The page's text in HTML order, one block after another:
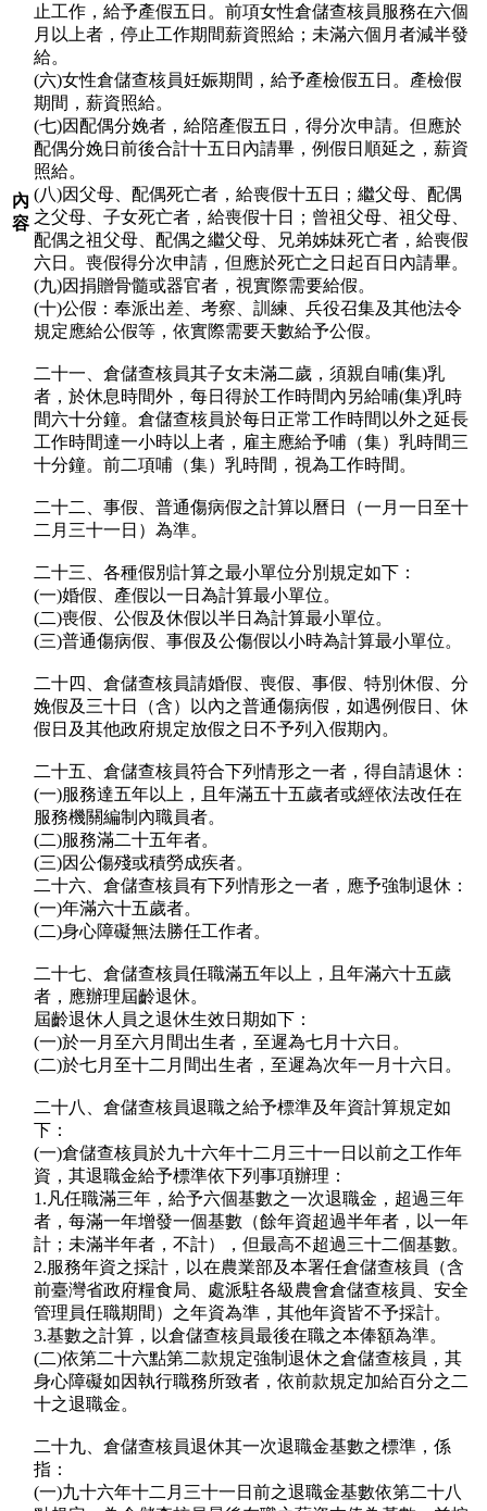
內
容
止工作，給予產假五日。前項女性倉儲查核員服務在六個
月以上者，停止工作期間薪資照給；未滿六個月者減半發
給。
(六)女性倉儲查核員妊娠期間，給予產檢假五日。產檢假
期間，薪資照給。
(七)因配偶分娩者，給陪產假五日，得分次申請。但應於
配偶分娩日前後合計十五日內請畢，例假日順延之，薪資
照給。
(八)因父母、配偶死亡者，給喪假十五日；繼父母、配偶
之父母、子女死亡者，給喪假十日；曾祖父母、祖父母、
配偶之祖父母、配偶之繼父母、兄弟姊妹死亡者，給喪假
六日。喪假得分次申請，但應於死亡之日起百日內請畢。
(九)因捐贈骨髓或器官者，視實際需要給假。
(十)公假：奉派出差、考察、訓練、兵役召集及其他法令
規定應給公假等，依實際需要天數給予公假。
二十一、倉儲查核員其子女未滿二歲，須親自哺(集)乳
者，於休息時間外，每日得於工作時間內另給哺(集)乳時
間六十分鐘。倉儲查核員於每日正常工作時間以外之延長
工作時間達一小時以上者，雇主應給予哺（集）乳時間三
十分鐘。前二項哺（集）乳時間，視為工作時間。
二十二、事假、普通傷病假之計算以曆日（一月一日至十
二月三十一日）為準。
二十三、各種假別計算之最小單位分別規定如下：
(一)婚假、產假以一日為計算最小單位。
(二)喪假、公假及休假以半日為計算最小單位。
(三)普通傷病假、事假及公傷假以小時為計算最小單位。
二十四、倉儲查核員請婚假、喪假、事假、特別休假、分
娩假及三十日（含）以內之普通傷病假，如遇例假日、休
假日及其他政府規定放假之日不予列入假期內。
二十五、倉儲查核員符合下列情形之一者，得自請退休：
(一)服務達五年以上，且年滿五十五歲者或經依法改任在
服務機關編制內職員者。
(二)服務滿二十五年者。
(三)因公傷殘或積勞成疾者。
二十六、倉儲查核員有下列情形之一者，應予強制退休：
(一)年滿六十五歲者。
(二)身心障礙無法勝任工作者。
二十七、倉儲查核員任職滿五年以上，且年滿六十五歲
者，應辦理屆齡退休。
屆齡退休人員之退休生效日期如下：
(一)於一月至六月間出生者，至遲為七月十六日。
(二)於七月至十二月間出生者，至遲為次年一月十六日。
二十八、倉儲查核員退職之給予標準及年資計算規定如
下：
(一)倉儲查核員於九十六年十二月三十一日以前之工作年
資，其退職金給予標準依下列事項辦理：
1.凡任職滿三年，給予六個基數之一次退職金，超過三年
者，每滿一年增發一個基數（餘年資超過半年者，以一年
計；未滿半年者，不計），但最高不超過三十二個基數。
2.服務年資之採計，以在農業部及本署任倉儲查核員（含
前臺灣省政府糧食局、處派駐各級農會倉儲查核員、安全
管理員任職期間）之年資為準，其他年資皆不予採計。
3.基數之計算，以倉儲查核員最後在職之本俸額為準。
(二)依第二十六點第二款規定強制退休之倉儲查核員，其
身心障礙如因執行職務所致者，依前款規定加給百分之二
十之退職金。
二十九、倉儲查核員退休其一次退職金基數之標準，係
指：
(一)九十六年十二月三十一日前之退職金基數依第二十八